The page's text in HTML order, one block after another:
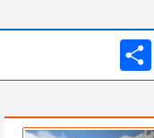
انشر